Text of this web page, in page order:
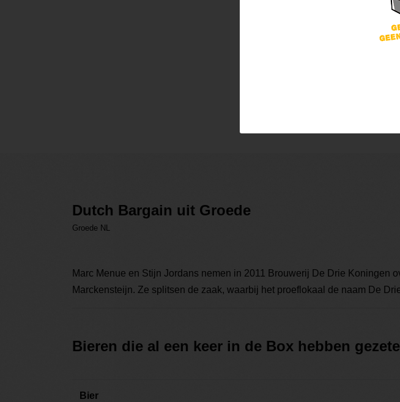
Dutch Bargain uit Groede
Groede NL
Marc Menue en Stijn Jordans nemen in 2011 Brouwerij De Drie Koningen
Marckensteijn. Ze splitsen de zaak, waarbij het proeflokaal de naam De
Bieren die al een keer in de Box hebben
Bier